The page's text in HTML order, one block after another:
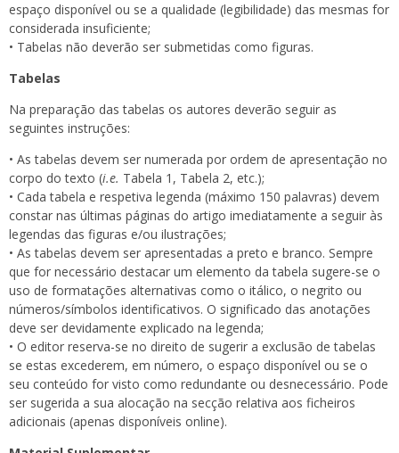
espaço disponível ou se a qualidade (legibilidade) das mesmas for
considerada insuficiente;
• Tabelas não deverão ser submetidas como figuras.
Tabelas
Na preparação das tabelas os autores deverão seguir as
seguintes instruções:
• As tabelas devem ser numerada por ordem de apresentação no
corpo do texto (i.e. Tabela 1, Tabela 2, etc.);
• Cada tabela e respetiva legenda (máximo 150 palavras) devem
constar nas últimas páginas do artigo imediatamente a seguir às
legendas das figuras e/ou ilustrações;
• As tabelas devem ser apresentadas a preto e branco. Sempre
que for necessário destacar um elemento da tabela sugere-se o
uso de formatações alternativas como o itálico, o negrito ou
números/símbolos identificativos. O significado das anotações
deve ser devidamente explicado na legenda;
• O editor reserva-se no direito de sugerir a exclusão de tabelas
se estas excederem, em número, o espaço disponível ou se o
seu conteúdo for visto como redundante ou desnecessário. Pode
ser sugerida a sua alocação na secção relativa aos ficheiros
adicionais (apenas disponíveis online).